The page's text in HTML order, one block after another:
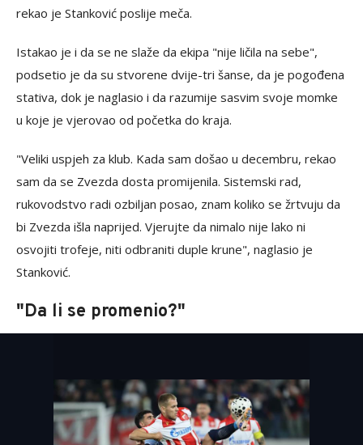
rekao je Stanković poslije meča.
Istakao je i da se ne slaže da ekipa "nije ličila na sebe",
podsetio je da su stvorene dvije-tri šanse, da je pogođena
stativa, dok je naglasio i da razumije sasvim svoje momke
u koje je vjerovao od početka do kraja.
"Veliki uspjeh za klub. Kada sam došao u decembru, rekao
sam da se Zvezda dosta promijenila. Sistemski rad,
rukovodstvo radi ozbiljan posao, znam koliko se žrtvuju da
bi Zvezda išla naprijed. Vjerujte da nimalo nije lako ni
osvojiti trofeje, niti odbraniti duple krune", naglasio je
Stanković.
"Da li se promenio?"